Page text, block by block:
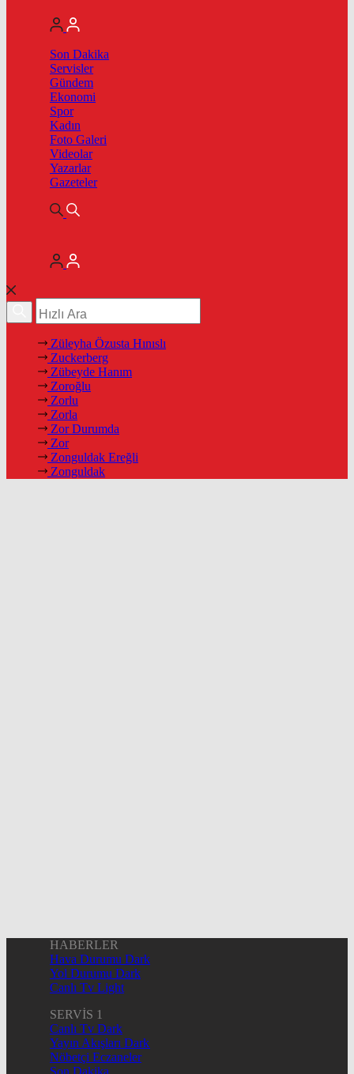
Son Dakika
Servisler
Gündem
Ekonomi
Spor
Kadın
Foto Galeri
Videolar
Yazarlar
Gazeteler
Züleyha Özusta Hınıslı
Zuckerberg
Zübeyde Hanım
Zoroğlu
Zorlu
Zorla
Zor Durumda
Zor
Zonguldak Ereğli
Zonguldak
HABERLER
Hava Durumu Dark
Yol Durumu Dark
Canlı Tv Light
SERVİS 1
Canlı Tv Dark
Yayın Akışları Dark
Nöbetçi Eczaneler
Son Dakika